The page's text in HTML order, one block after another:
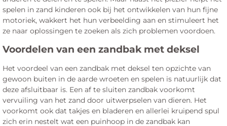
spelen in zand kinderen ook bij het ontwikkelen van hun fijne
motoriek, wakkert het hun verbeelding aan en stimuleert het
ze naar oplossingen te zoeken als zich problemen voordoen.
Voordelen van een zandbak met deksel
Het voordeel van een zandbak met deksel ten opzichte van
gewoon buiten in de aarde wroeten en spelen is natuurlijk dat
deze afsluitbaar is. Een af te sluiten zandbak voorkomt
vervuiling van het zand door uitwerpselen van dieren. Het
voorkomt ook dat takjes en bladeren en allerlei kruipend spul
zich erin nestelt wat een puinhoop in de zandbak kan